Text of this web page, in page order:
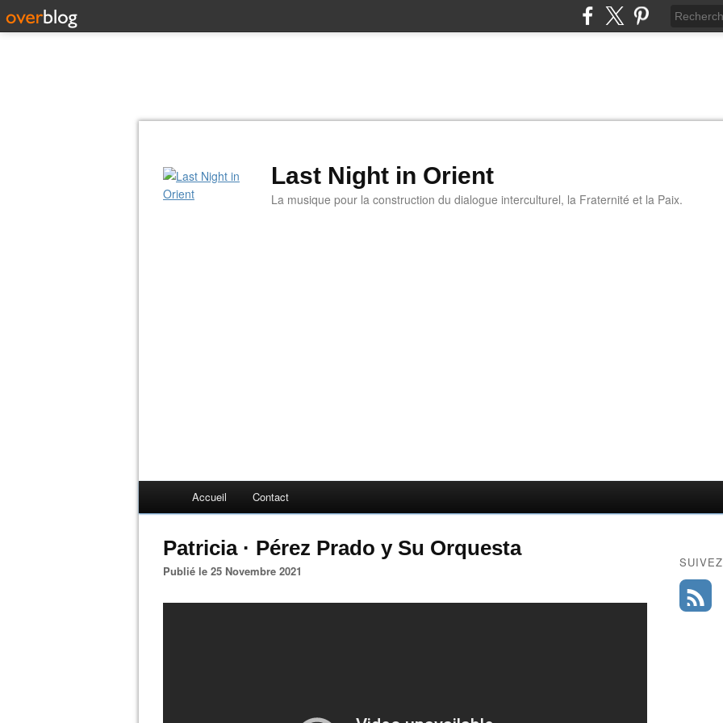
Last Night in Orient
La musique pour la construction du dialogue interculturel, la Fraternité et la Paix.
Accueil Contact
Patricia · Pérez Prado y Su Orquesta
Publié le 25 Novembre 2021